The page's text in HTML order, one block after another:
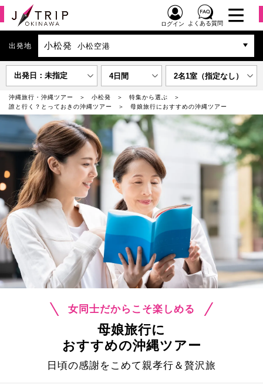
ログイン よくある質問
出発地 小松発 小松空港
出発日：未指定 4日間 2名1室（指定なし）
沖縄旅行・沖縄ツアー 小松発
特集から選ぶ
誰と行く？とっておきの沖縄ツアー
母娘旅行におすすめの沖縄ツアー
女同士だからこそ楽しめる
母娘旅行に
おすすめの沖縄ツアー
日頃の感謝をこめて親孝行＆贅沢旅